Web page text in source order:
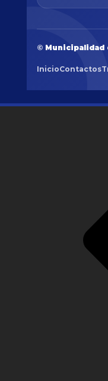
© Municipalidad
InicioContactos